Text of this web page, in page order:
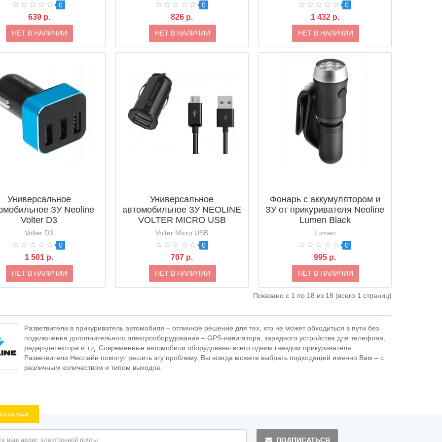
0
639 р.
НЕТ В НАЛИЧИИ
0
826 р.
НЕТ В НАЛИЧИИ
0
1 432 р.
НЕТ В НАЛИЧИИ
Универсальное
ЗУ Neoline
Volter D3
Volter D3
0
1 501 р.
НЕТ В НАЛИЧИИ
Универсальное
автомобильное ЗУ NEOLINE
VOLTER MICRO USB
Volter Micro USB
0
707 р.
НЕТ В НАЛИЧИИ
Фонарь с аккумулятором и
ЗУ от прикуривателя Neoline
Lumen Black
Lumen
0
995 р.
НЕТ В НАЛИЧИИ
Показано с 1 по 18 из 18 (всего 1 страниц)
Разветвители в прикуриватель автомобиля – отличное решение для тех, кто не может обходиться в пути без
подключения дополнительного электрооборудования – GPS-навигатора, зарядного устройства для телефона,
радар-детектора и т.д. Cовременные автомобили оборудованы всего одним гнездом прикуривателя.
Разветвители Неолайн помогут решить эту проблему. Вы всегда можете выбрать подходящий именно Вам – с
различным количеством и типом выходов.
ПОДПИСАТЬСЯ